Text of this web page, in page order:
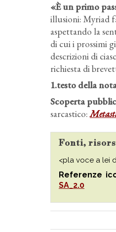
«È un primo
illusioni: Myriad
aspettando la
di cui i prossimi
descrizioni di
richiesta di
1.testo della
Scoperta
sarcastico:
Fonti,
<pla voce a lei
Referenze
SA_2.0